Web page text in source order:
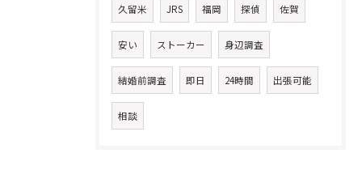
久留米 JRS 福岡 探偵 佐賀
安い ストーカー 身辺調査
結婚前調査 即日 24時間 出張可能
相談